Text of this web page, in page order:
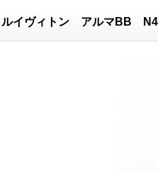
ルイヴィトン アルマBB